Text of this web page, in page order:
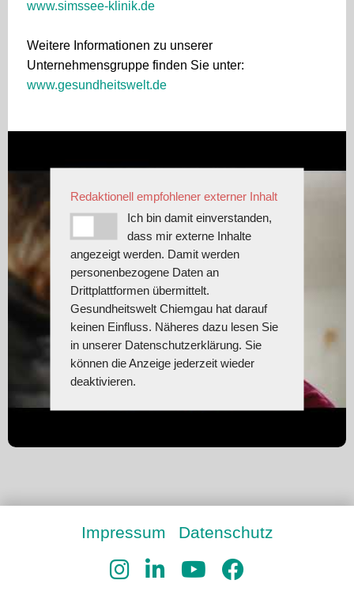
www.simssee-klinik.de
Weitere Informationen zu unserer
Unternehmensgruppe finden Sie unter:
www.gesundheitswelt.de
Redaktionell empfohlener externer Inhalt
Ich bin damit einverstanden,
dass mir externe Inhalte
angezeigt werden. Damit werden
personenbezogene Daten an
Drittplattformen übermittelt.
Gesundheitswelt Chiemgau hat darauf
keinen Einfluss. Näheres dazu lesen Sie
in unserer Datenschutzerklärung. Sie
können die Anzeige jederzeit wieder
deaktivieren.
Impressum Datenschutz